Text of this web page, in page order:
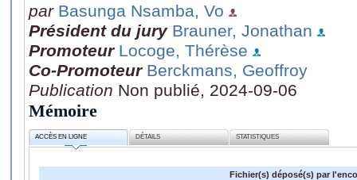
par Basunga Nsamba, Vo
Président du jury Brauner, Jonathan
Promoteur Locoge, Thérèse
Co-Promoteur Berckmans, Geoffroy
Publication Non publié, 2024-09-06
Mémoire
ACCÈS EN LIGNE DÉTAILS STATISTIQUES
Fichier(s) déposé(s) par